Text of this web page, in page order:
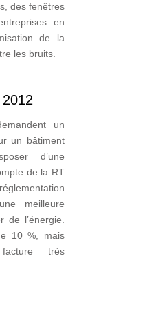
des fenêtres
en
de la
les bruits.
un
un bâtiment
d’une
de la RT
meilleure
de l’énergie.
10 %, mais
très